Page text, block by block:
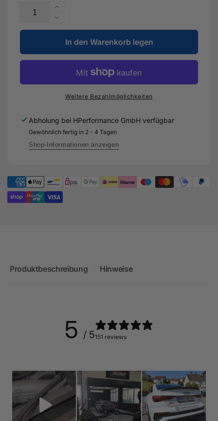
Erhöhe
die
Menge
für
Dry
Carbon
Frontlippe
&quot;AP
Design&quot;
RS3
8Y
Verringere
die
Menge
für
Dry
Carbon
Frontlippe
&quot;AP
Audi
RS3
8Y
In den Warenkorb legen
Weitere Bezahlmöglichkeiten
Abholung bei HPerformance GmbH verfügbar
Gewöhnlich fertig in 2 - 4 Tagen
Shop-Informationen anzeigen
Produktbeschreibung Hinweise
5 / 5151 reviews